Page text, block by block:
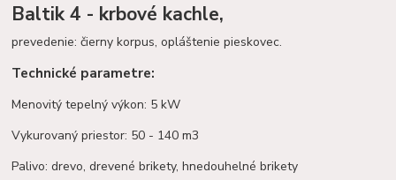
Baltik 4 - krbové kachle,
prevedenie: čierny korpus, opláštenie pieskovec.
Technické parametre:
Menovitý tepelný výkon: 5 kW
Vykurovaný priestor: 50 - 140 m3
Palivo: drevo, drevené brikety, hnedouhelné brikety